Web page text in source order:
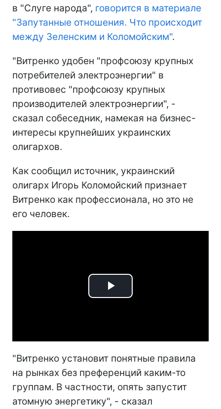
в "Слуге народа", говорится в материале
"Запутанные отношения. Что происходит
между Зеленским и Коломойским".
"Витренко удобен "профсоюзу крупных
потребителей электроэнергии" в
противовес "профсоюзу крупных
производителей электроэнергии", -
сказал собеседник, намекая на бизнес-
интересы крупнейших украинских
олигархов.
Как сообщил источник, украинский
олигарх Игорь Коломойский признает
Витренко как профессионала, но это не
его человек.
Play
"Витренко установит понятные правила
на рынках без преференций каким-то
группам. В частности, опять запустит
атомную энергетику", - сказал